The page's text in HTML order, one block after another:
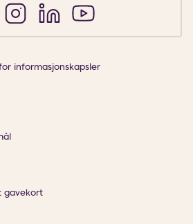
informasjonskapsler
gavekort